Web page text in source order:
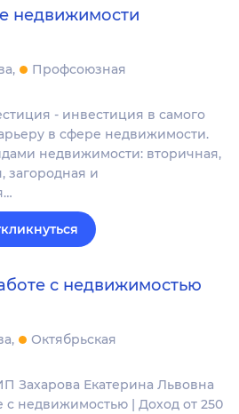
недвижимости
Профсоюзная
- инвестиция в самого
в сфере недвижимости.
недвижимости: вторичная,
загородная и
с недвижимостью
Октябрьская
Захарова Екатерина Львовна
с недвижимостью | Доход от 250